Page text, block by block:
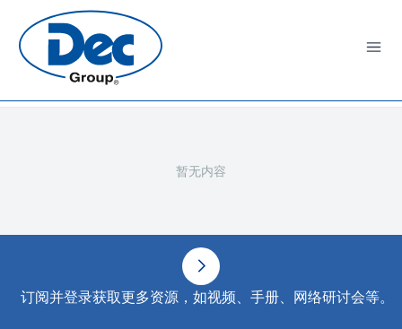
暂无内容
页脚
订阅并登录获取更多资源，如视频、手册、网络研讨会等。